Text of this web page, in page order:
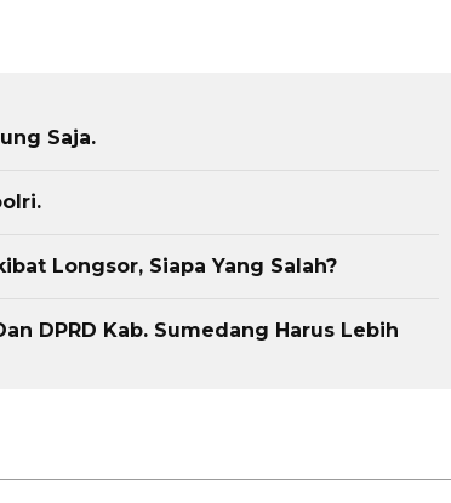
Saja.
Longsor, Siapa Yang Salah?
DPRD Kab. Sumedang Harus Lebih